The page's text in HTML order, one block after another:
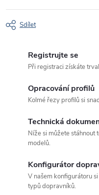
Sdílet
Registrujte se
Při registraci získáte
Opracování profilů
Kolmé řezy profilů si
Technická
Níže si můžete stáhnout
modelů.
Konfigurátor
V našem konfigurátoru
typů dopravníků.